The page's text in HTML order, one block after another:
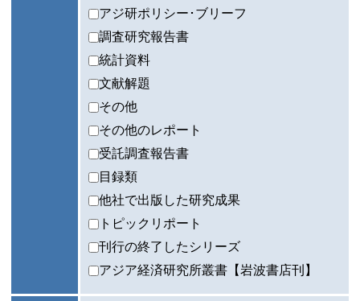
アジ研ポリシー･ブリーフ
調査研究報告書
統計資料
文献解題
その他
その他のレポート
受託調査報告書
目録類
他社で出版した研究成果
トピックリポート
刊行の終了したシリーズ
アジア経済研究所叢書【岩波書店刊】